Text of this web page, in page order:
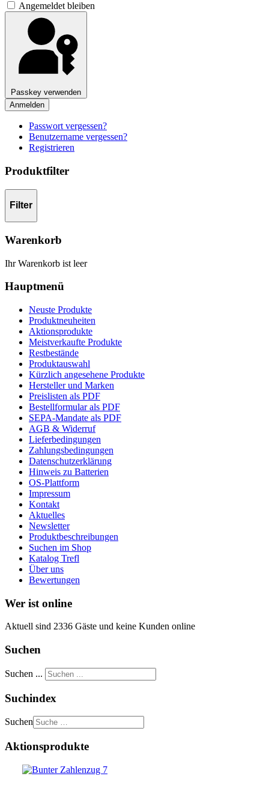
Angemeldet bleiben
Passkey verwenden
Anmelden
Passwort vergessen?
Benutzername vergessen?
Registrieren
Produktfilter
Filter
Warenkorb
Ihr Warenkorb ist leer
Hauptmenü
Neuste Produkte
Produktneuheiten
Aktionsprodukte
Meistverkaufte Produkte
Restbestände
Produktauswahl
Kürzlich angesehene Produkte
Hersteller und Marken
Preislisten als PDF
Bestellformular als PDF
SEPA-Mandate als PDF
AGB & Widerruf
Lieferbedingungen
Zahlungsbedingungen
Datenschutzerklärung
Hinweis zu Batterien
OS-Plattform
Impressum
Kontakt
Aktuelles
Newsletter
Produktbeschreibungen
Suchen im Shop
Katalog Trefl
Über uns
Bewertungen
Wer ist online
Aktuell sind 2336 Gäste und keine Kunden online
Suchen
Suchen ...
Suchindex
Suchen
Aktionsprodukte